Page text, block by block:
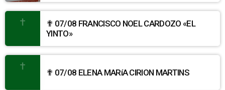
✟ 07/08 FRANCISCO NOEL CARDOZO «EL
YINTO»
✟ 07/08 ELENA MARíA CIRION MARTINS